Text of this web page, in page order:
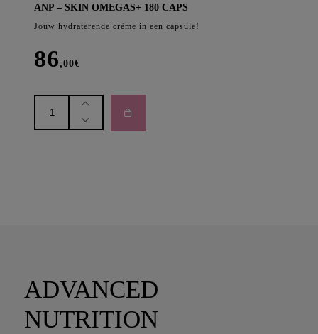
ANP – SKIN OMEGAS+ 180 CAPS
Jouw hydraterende crème in een capsule!
86,00€
SKIN
ADVANCED
NUTRITION